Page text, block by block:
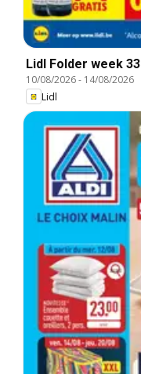
Lidl Folder week 33
10/08/2026- 14/08/2026
Lidl